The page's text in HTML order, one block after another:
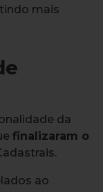
mais
da
finalizaram o
ao